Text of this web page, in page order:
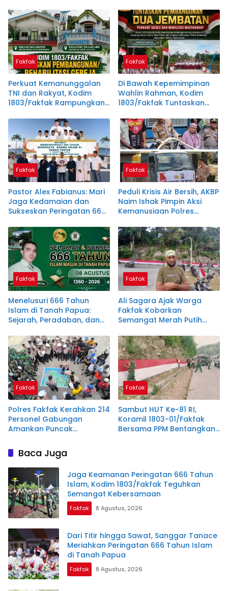
Instruksi Bupati Samaun
Dahlan
Fakfak
Perkuat Kemanunggalan
TNI dan Rakyat, Kodim
1803/Fakfak Rampungkan
Fakfak
Di Bawah Kepemimpinan
Wahlin Rahman, Kodim
1803/Fakfak Tuntaskan
Fakfak
Pastor Alex Fabianus: Mari
Jaga Kedamaian dan
Sukseskan Peringatan 666
Fakfak
Peduli Krisis Air Bersih, AKBP
Naim Ishak Pimpin Aksi
Kemanusiaan Polres
Fakfak
Menelusuri 666 Tahun
Islam di Tanah Papua:
Sejarah, Peradaban, dan
Batu
Fakfak
Ali Sagara Ajak Warga
Fakfak Kobarkan
Semangat Merah Putih
Bendera 1.200 Meter
Fakfak
Polres Fakfak Kerahkan 214
Personel Gabungan
Amankan Puncak
Islam di Tanah Papua
Fakfak
Sambut HUT Ke-81 RI,
Koramil 1803-01/Fakfak
Bersama PPM Bentangkan
Baca Juga
Jaga Keamanan Peringatan 666 Tahun
Islam, Kodim 1803/Fakfak Teguhkan
Semangat Kebersamaan
Fakfak 8 Agustus, 2026
Dari Titir hingga Sawat, Sanggar Tanace
Meriahkan Peringatan 666 Tahun Islam
di Tanah Papua
Fakfak 8 Agustus, 2026